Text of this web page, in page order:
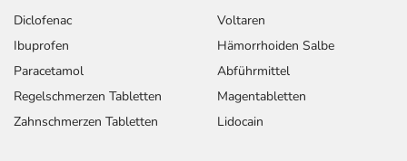
Diclofenac
Ibuprofen
Paracetamol
Regelschmerzen Tabletten
Zahnschmerzen Tabletten
Voltaren
Hämorrhoiden Salbe
Abführmittel
Magentabletten
Lidocain